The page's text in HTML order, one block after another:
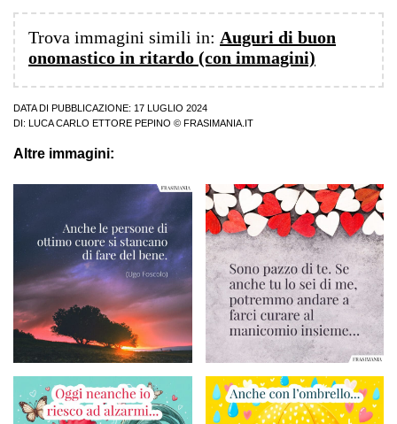
Trova immagini simili in: Auguri di buon
onomastico in ritardo (con immagini)
DATA DI PUBBLICAZIONE: 17 LUGLIO 2024
DI:
LUCA CARLO ETTORE PEPINO © FRASIMANIA.IT
Altre immagini: